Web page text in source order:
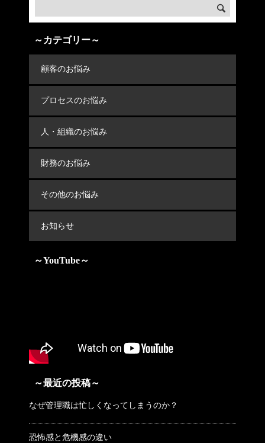
～カテゴリー～
顧客のお悩み
プロセスのお悩み
人・組織のお悩み
財務のお悩み
その他のお悩み
お知らせ
～YouTube～
～最近の投稿～
なぜ管理職は忙しくなってしまうのか？
恐怖感と危機感の違い